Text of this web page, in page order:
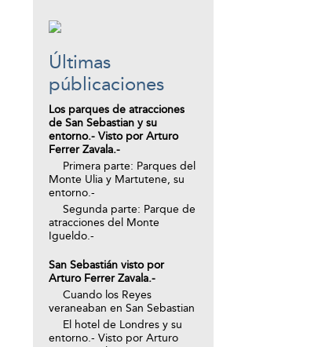
Últimas
públicaciones
Los parques de atracciones
de San Sebastian y su
entorno.- Visto por Arturo
Ferrer Zavala.-
Primera parte: Parques del
Monte Ulia y Martutene, su
entorno.-
Segunda parte: Parque de
atracciones del Monte
Igueldo.-
San Sebastián visto por
Arturo Ferrer Zavala.-
Cuando los Reyes
veraneaban en San Sebastian
El hotel de Londres y su
entorno.- Visto por Arturo